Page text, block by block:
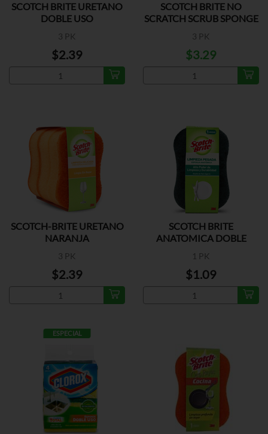
SCOTCH BRITE URETANO
DOBLE USO
3 PK
$2.39
SCOTCH BRITE NO
SCRATCH SCRUB SPONGE
3 PK
$3.29
SCOTCH-BRITE URETANO
NARANJA
3 PK
$2.39
SCOTCH BRITE
ANATOMICA DOBLE
1 PK
$1.09
ESPECIAL